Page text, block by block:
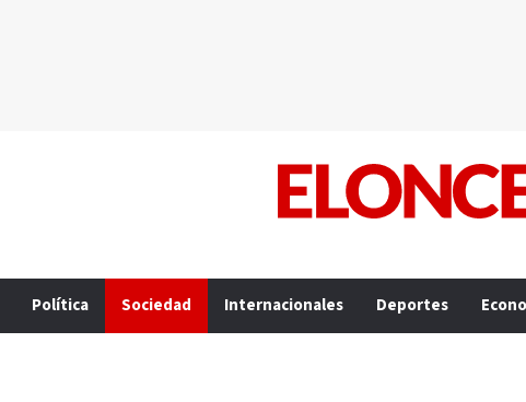
Política Sociedad Internacionales Deportes